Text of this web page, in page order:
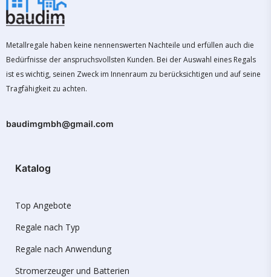
Metallregale haben keine nennenswerten Nachteile und erfüllen auch die
Bedürfnisse der anspruchsvollsten Kunden. Bei der Auswahl eines Regals
ist es wichtig, seinen Zweck im Innenraum zu berücksichtigen und auf seine
Tragfähigkeit zu achten.
baudimgmbh@gmail.com
Katalog
Top Angebote
Regale nach Typ
Regale nach Anwendung
Stromerzeuger und Batterien